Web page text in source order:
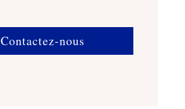
Contactez-nous